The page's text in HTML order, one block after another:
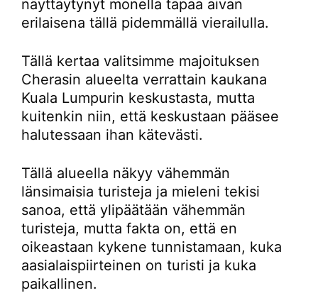
näyttäytynyt monella tapaa aivan
erilaisena tällä pidemmällä vierailulla.
Tällä kertaa valitsimme majoituksen
Cherasin alueelta verrattain kaukana
Kuala Lumpurin keskustasta, mutta
kuitenkin niin, että keskustaan pääsee
halutessaan ihan kätevästi.
Tällä alueella näkyy vähemmän
länsimaisia turisteja ja mieleni tekisi
sanoa, että ylipäätään vähemmän
turisteja, mutta fakta on, että en
oikeastaan kykene tunnistamaan, kuka
aasialaispiirteinen on turisti ja kuka
paikallinen.